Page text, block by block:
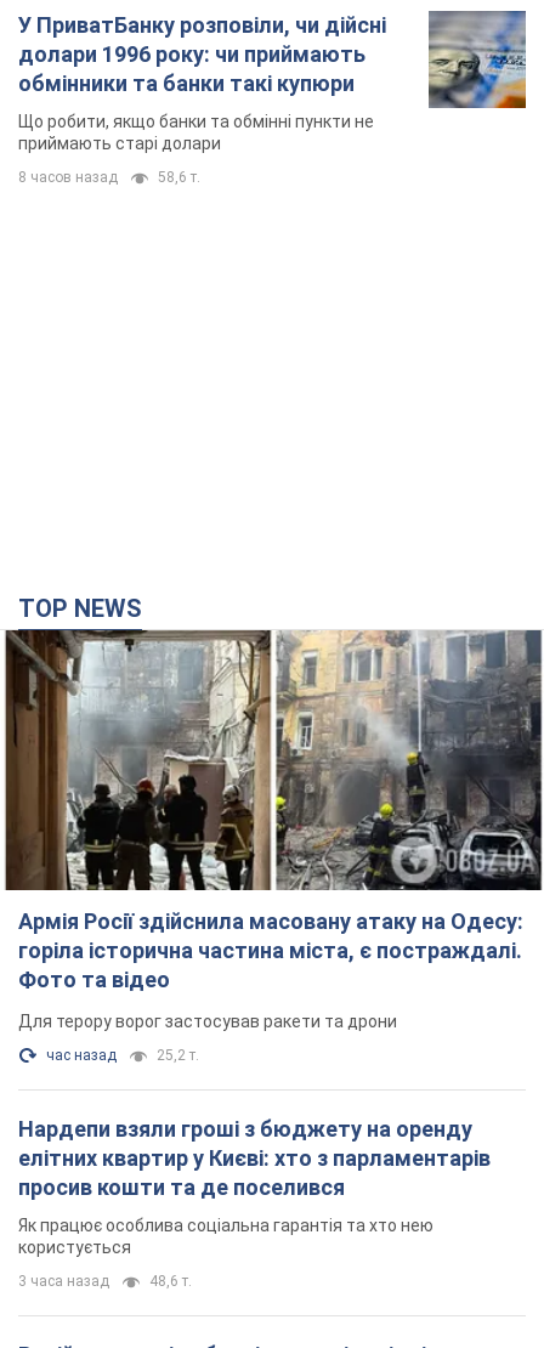
У ПриватБанку розповіли, чи дійсні
долари 1996 року: чи приймають
обмінники та банки такі купюри
Що робити, якщо банки та обмінні пункти не
приймають старі долари
8 часов назад 58,6 т.
TOP NEWS
Армія Росії здійснила масовану атаку на Одесу:
горіла історична частина міста, є постраждалі.
Фото та відео
Для терору ворог застосував ракети та дрони
час назад 25,2 т.
Нардепи взяли гроші з бюджету на оренду
елітних квартир у Києві: хто з парламентарів
просив кошти та де поселився
Як працює особлива соціальна гарантія та хто нею
користується
3 часа назад 48,6 т.